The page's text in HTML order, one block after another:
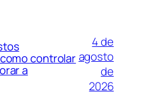
controlar
a
4 de
agosto
de
2026